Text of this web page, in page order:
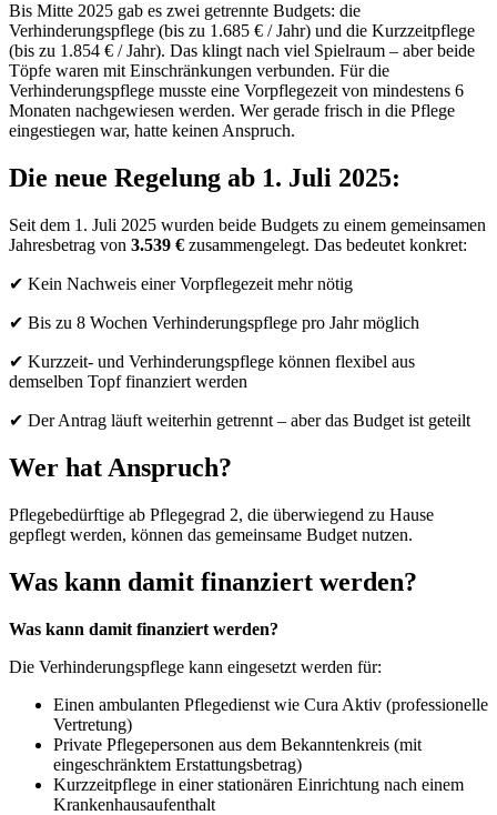
Bis Mitte 2025 gab es zwei getrennte Budgets: die
Verhinderungspflege (bis zu 1.685 € / Jahr) und die Kurzzeitpflege
(bis zu 1.854 € / Jahr). Das klingt nach viel Spielraum – aber beide
Töpfe waren mit Einschränkungen verbunden. Für die
Verhinderungspflege musste eine Vorpflegezeit von mindestens 6
Monaten nachgewiesen werden. Wer gerade frisch in die Pflege
eingestiegen war, hatte keinen Anspruch.
Die neue Regelung ab 1. Juli 2025:
Seit dem 1. Juli 2025 wurden beide Budgets zu einem gemeinsamen
Jahresbetrag von 3.539 € zusammengelegt. Das bedeutet konkret:
✔ Kein Nachweis einer Vorpflegezeit mehr nötig
✔ Bis zu 8 Wochen Verhinderungspflege pro Jahr möglich
✔ Kurzzeit- und Verhinderungspflege können flexibel aus
demselben Topf finanziert werden
✔ Der Antrag läuft weiterhin getrennt – aber das Budget ist geteilt
Wer hat Anspruch?
Pflegebedürftige ab Pflegegrad 2, die überwiegend zu Hause
gepflegt werden, können das gemeinsame Budget nutzen.
Was kann damit finanziert werden?
Was kann damit finanziert werden?
Die Verhinderungspflege kann eingesetzt werden für:
Einen ambulanten Pflegedienst wie Cura Aktiv (professionelle
Vertretung)
Private Pflegepersonen aus dem Bekanntenkreis (mit
eingeschränktem Erstattungsbetrag)
Kurzzeitpflege in einer stationären Einrichtung nach einem
Krankenhausaufenthalt